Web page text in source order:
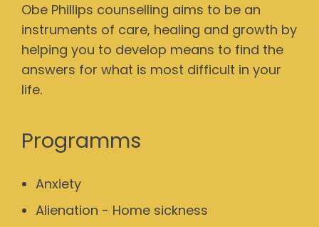
Obe Phillips counselling aims to be an
instruments of care, healing and growth by
helping you to develop means to find the
answers for what is most difficult in your
life.
Programms
Anxiety
Alienation - Home sickness